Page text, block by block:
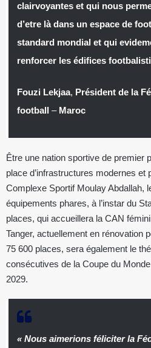
clairvoyantes et qui nous
d’etre là dans un espace de
standard mondial et qui
renforcer les édifices
Fouzi Lekjaa, Président de la
football – Maroc
Être une nation sportive de premier
place d’infrastructures modernes et
Complexe Sportif Moulay Abdallah,
équipements phares, à l’instar du
places, qui accueillera la CAN
Tanger, actuellement en rénovation
75 600 places, sera également le
consécutives de la Coupe du
2029.
« Nous aimerions féliciter la